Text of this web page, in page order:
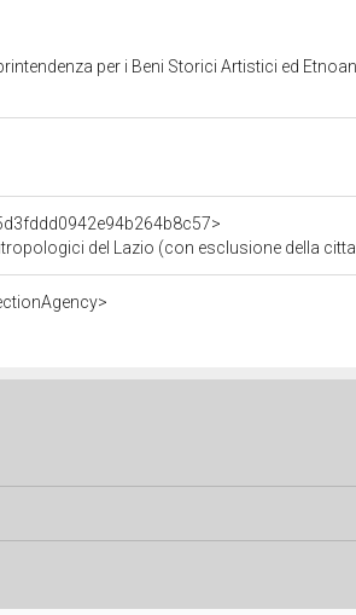
per i Beni Storici Artistici ed
del Lazio (con esclusione della